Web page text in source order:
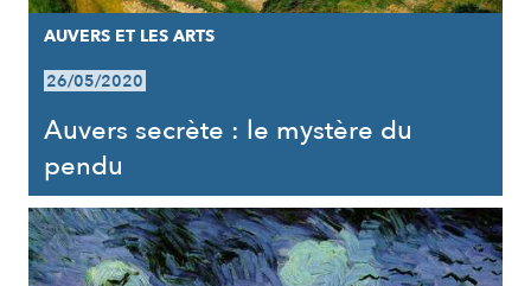
AUVERS ET LES ARTS
26/05/2020
Auvers secrète : le mystère du
pendu